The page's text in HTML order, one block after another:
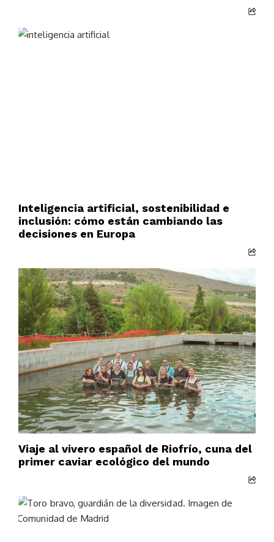
Inteligencia artificial, sostenibilidad e
inclusión: cómo están cambiando las
decisiones en Europa
Viaje al vivero español de Riofrío, cuna del
primer caviar ecológico del mundo